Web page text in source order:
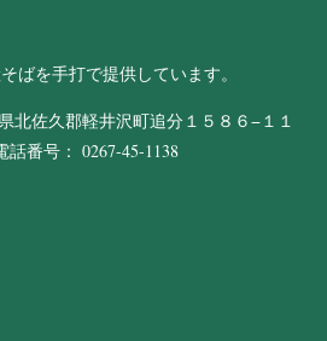
ばを手打で提供しています。
北佐久郡軽井沢町追分１５８６−１１
話番号： 0267-45-1138